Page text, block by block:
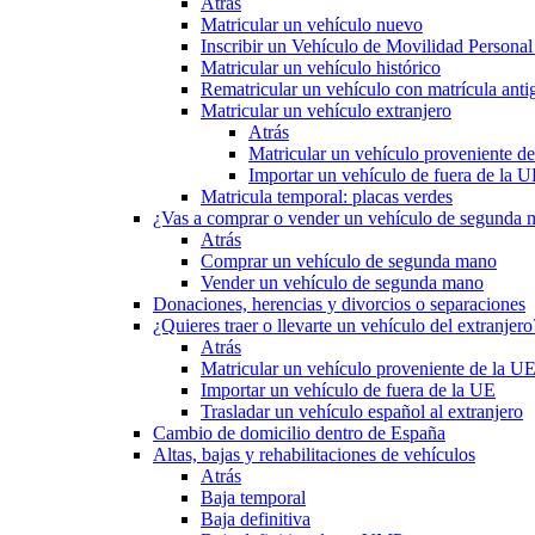
Matricular un vehículo nuevo
Inscribir un Vehículo de Movilidad
Matricular un vehículo histórico
Rematricular un vehículo con matrícula
Matricular un vehículo extranjero
Atrás
Matricular un vehículo proveniente
Importar un vehículo de fuera de la
Matricula temporal: placas verdes
¿Vas a comprar o vender un vehículo de segunda
Atrás
Comprar un vehículo de segunda mano
Vender un vehículo de segunda mano
Donaciones, herencias y divorcios o separaciones
¿Quieres traer o llevarte un vehículo del
Atrás
Matricular un vehículo proveniente de la UE
Importar un vehículo de fuera de la UE
Trasladar un vehículo español al extranjero
Cambio de domicilio dentro de España
Altas, bajas y rehabilitaciones de vehículos
Atrás
Baja temporal
Baja definitiva